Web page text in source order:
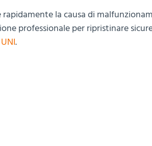
la causa di
professionale per ripristinare
UNI.